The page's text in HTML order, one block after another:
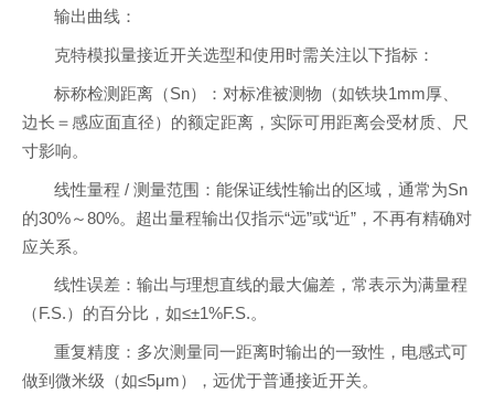
输出曲线：
克特模拟量接近开关选型和使用时需关注以下指标：
标称检测距离（Sn）：对标准被测物（如铁块1mm厚、
边长＝感应面直径）的额定距离，实际可用距离会受材质、尺
寸影响。
线性量程 / 测量范围：能保证线性输出的区域，通常为Sn
的30%～80%。超出量程输出仅指示“远”或“近”，不再有精确对
应关系。
线性误差：输出与理想直线的最大偏差，常表示为满量程
（F.S.）的百分比，如≤±1%F.S.。
重复精度：多次测量同一距离时输出的一致性，电感式可
做到微米级（如≤5μm），远优于普通接近开关。